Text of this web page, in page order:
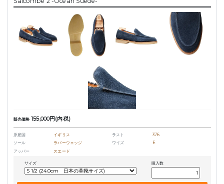
販売価格 155,000円(内税)
原産国 イギリス ラスト
376
ソール
ラバーウェッジ ワイズ
E
アッパー
スエード
サイズ 購入数